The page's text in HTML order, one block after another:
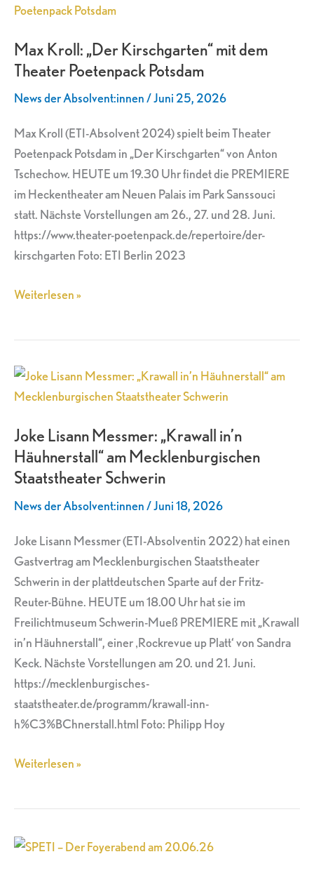
Max Kroll: „Der Kirschgarten“ mit dem
Theater Poetenpack Potsdam
News der Absolvent:innen/Juni 25, 2026
Max Kroll (ETI-Absolvent 2024) spielt beim Theater
Poetenpack Potsdam in „Der Kirschgarten“ von Anton
Tschechow. HEUTE um 19.30 Uhr findet die PREMIERE
im Heckentheater am Neuen Palais im Park Sanssouci
statt. Nächste Vorstellungen am 26., 27. und 28. Juni.
https://www.theater-poetenpack.de/repertoire/der-
kirschgarten Foto: ETI Berlin 2023
Kroll:
Kirschgarten“
mit
dem
Poetenpack
Potsdam
Weiterlesen »
Joke Lisann Messmer: „Krawall in’n
Häuhnerstall“ am Mecklenburgischen
Staatstheater Schwerin
News der Absolvent:innen/Juni 18, 2026
Joke Lisann Messmer (ETI-Absolventin 2022) hat einen
Gastvertrag am Mecklenburgischen Staatstheater
Schwerin in der plattdeutschen Sparte auf der Fritz-
Reuter-Bühne. HEUTE um 18.00 Uhr hat sie im
Freilichtmuseum Schwerin-Mueß PREMIERE mit „Krawall
in’n Häuhnerstall“, einer ‚Rockrevue up Platt‘ von Sandra
Keck. Nächste Vorstellungen am 20. und 21. Juni.
https://mecklenburgisches-
staatstheater.de/programm/krawall-inn-
h%C3%BChnerstall.html Foto: Philipp Hoy
Joke
Lisann
„Krawall
in’n
Häuhnerstall“
am
Staatstheater
Schwerin
Weiterlesen »
SPETI